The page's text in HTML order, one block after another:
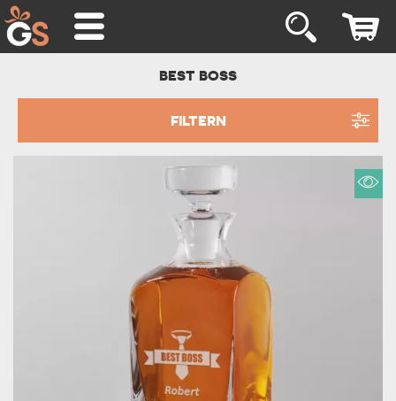
BEST BOSS
FILTERN